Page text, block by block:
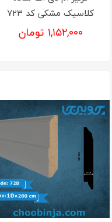
کلاسیک مشکی کد 723
۱,۱۵۲,۰۰۰ تومان